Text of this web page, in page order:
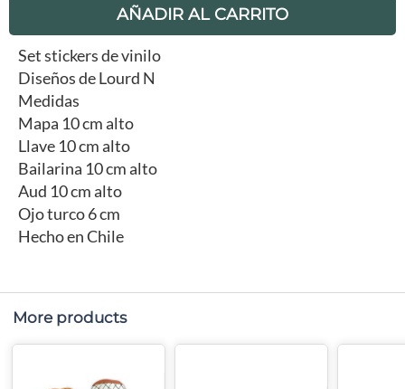
AÑADIR AL CARRITO
Set stickers de vinilo
Diseños de Lourd N
Medidas
Mapa 10 cm alto
Llave 10 cm alto
Bailarina 10 cm alto
Aud 10 cm alto
Ojo turco 6 cm
Hecho en Chile
More products